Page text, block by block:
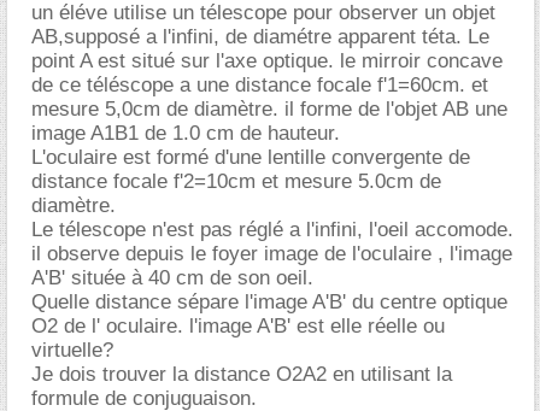
un éléve utilise un télescope pour observer un objet
AB,supposé a l'infini, de diamétre apparent téta. Le
point A est situé sur l'axe optique. le mirroir concave
de ce téléscope a une distance focale f'1=60cm. et
mesure 5,0cm de diamètre. il forme de l'objet AB une
image A1B1 de 1.0 cm de hauteur.
L'oculaire est formé d'une lentille convergente de
distance focale f'2=10cm et mesure 5.0cm de
diamètre.
Le télescope n'est pas réglé a l'infini, l'oeil accomode.
il observe depuis le foyer image de l'oculaire , l'image
A'B' située à 40 cm de son oeil.
Quelle distance sépare l'image A'B' du centre optique
O2 de l' oculaire. l'image A'B' est elle réelle ou
virtuelle?
Je dois trouver la distance O2A2 en utilisant la
formule de conjuguaison.